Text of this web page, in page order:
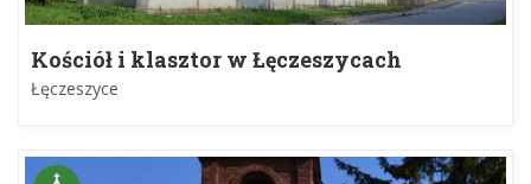
Kościół i klasztor w Łęczeszycach
Łęczeszyce